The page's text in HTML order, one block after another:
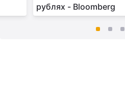
рублях - Bloomberg